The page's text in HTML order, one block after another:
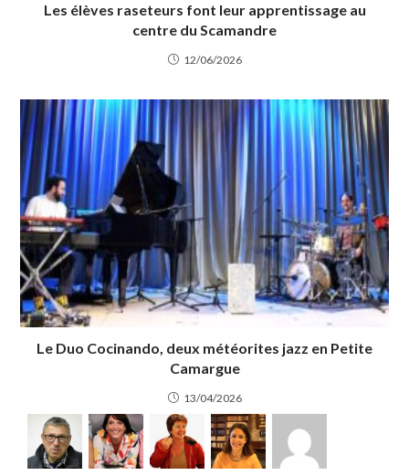
Les élèves raseteurs font leur apprentissage au
centre du Scamandre
12/06/2026
Le Duo Cocinando, deux météorites jazz en Petite
Camargue
13/04/2026